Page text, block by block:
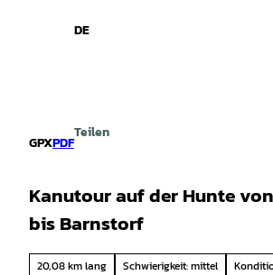
Gebärdensprache
DE
GPXPDF
Teilen
Kanutour auf der Hunte
bis Barnstorf
20,08 km lang Schwierigkeit: mittel